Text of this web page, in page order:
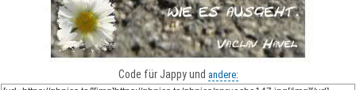
Code für Jappy und andere: